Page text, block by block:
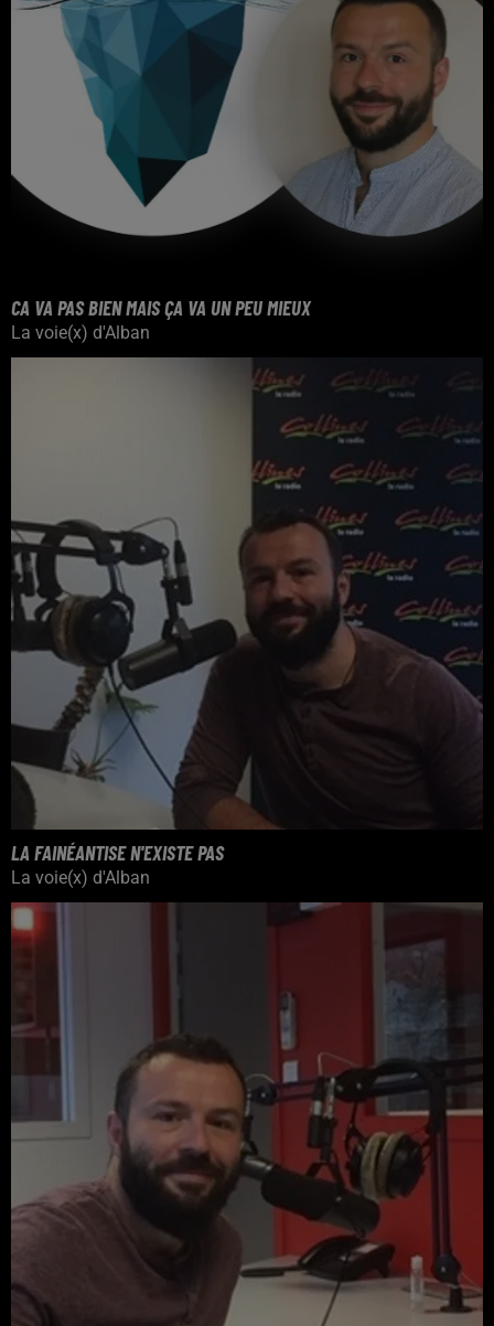
CA VA PAS BIEN MAIS ÇA VA UN PEU MIEUX
La voie(x) d'Alban
LA FAINÉANTISE N'EXISTE PAS
La voie(x) d'Alban